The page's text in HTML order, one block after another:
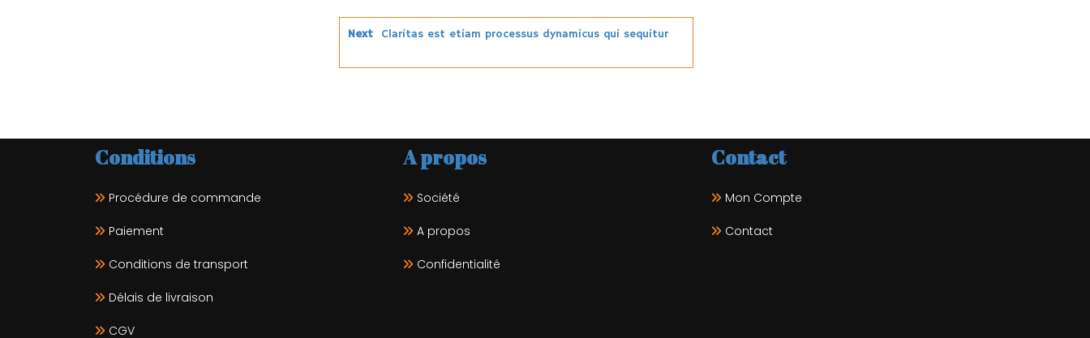
Next Claritas est etiam processus dynamicus qui sequitur
Conditions
Procédure de commande
Paiement
Conditions de transport
Délais de livraison
CGV
A propos
Société
A propos
Confidentialité
Contact
Mon Compte
Contact